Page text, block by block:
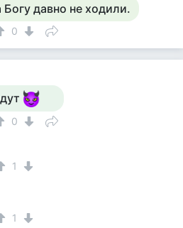
Богу давно не ходили.
0
0
1
1